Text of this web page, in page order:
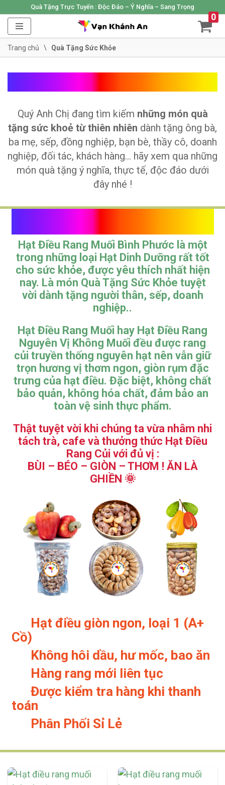
Skip
content
Quà Tặng Trực Tuyến : Độc Đáo – Ý Nghĩa – Sang Trọng
0
Trang chủ \ Quà Tặng Sức Khỏe
Quý Anh Chị đang tìm kiếm những món quà
tặng sức khoẻ từ thiên nhiên dành tặng ông bà,
ba mẹ, sếp, đồng nghiệp, bạn bè, thầy cô, doanh
nghiệp, đối tác, khách hàng… hãy xem qua những
món quà tặng ý nghĩa, thực tế, độc đáo dưới
đây nhé !
Hạt Điều Rang Muối Bình Phước là một
trong những loại Hạt Dinh Dưỡng rất tốt
cho sức khỏe, được yêu thích nhất hiện
nay. Là món Quà Tặng Sức Khỏe tuyệt
vời dành tặng người thân, sếp, doanh
nghiệp..
Hạt Điều Rang Muối hay Hạt Điều Rang
Nguyên Vị Không Muối đều được rang
củi truyền thống nguyên hạt nên vẫn giữ
trọn hương vị thơm ngon, giòn rụm đặc
trưng của hạt điều. Đặc biệt, không chất
bảo quản, không hóa chất, đảm bảo an
toàn vệ sinh thực phẩm.
Thật tuyệt vời khi chúng ta vừa nhâm nhi
tách trà, cafe và thưởng thức Hạt Điều
Rang Củi với đủ vị :
BÙI – BÉO – GIÒN – THƠM ! ĂN LÀ
GHIỀN 🌞
Hạt điều giòn ngon, loại 1 (A+
Cồ)
Không hôi dầu, hư mốc, bao ăn
Hàng rang mới liên tục
Được kiểm tra hàng khi thanh
toán
Phân Phối Sỉ Lẻ